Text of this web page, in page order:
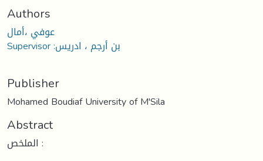
Authors
عوفي ،أمال
Supervisor :بن أرجم ، ادريس
Publisher
Mohamed Boudiaf University of M'Sila
Abstract
الملخص :